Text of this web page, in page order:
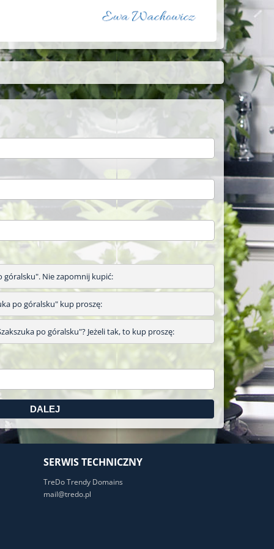
góralsku". Nie zapomnij kupić:
po góralsku" kup proszę:
po góralsku"? Jeżeli tak, to kup proszę:
SERWIS TECHNICZNY
TreDo Trendy Domains
mail@tredo.pl